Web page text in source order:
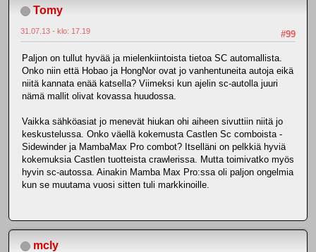
Tomy
#99
31.07.13 - klo: 17.19
Paljon on tullut hyvää ja mielenkiintoista tietoa SC automallista.
Onko niin että Hobao ja HongNor ovat jo vanhentuneita autoja eikä
niitä kannata enää katsella? Viimeksi kun ajelin sc-autolla juuri
nämä mallit olivat kovassa huudossa.
Vaikka sähköasiat jo menevät hiukan ohi aiheen sivuttiin niitä jo
keskustelussa. Onko väellä kokemusta Castlen Sc comboista -
Sidewinder ja MambaMax Pro combot? Itselläni on pelkkiä hyviä
kokemuksia Castlen tuotteista crawlerissa. Mutta toimivatko myös
hyvin sc-autossa. Ainakin Mamba Max Pro:ssa oli paljon ongelmia
kun se muutama vuosi sitten tuli markkinoille.
mcly